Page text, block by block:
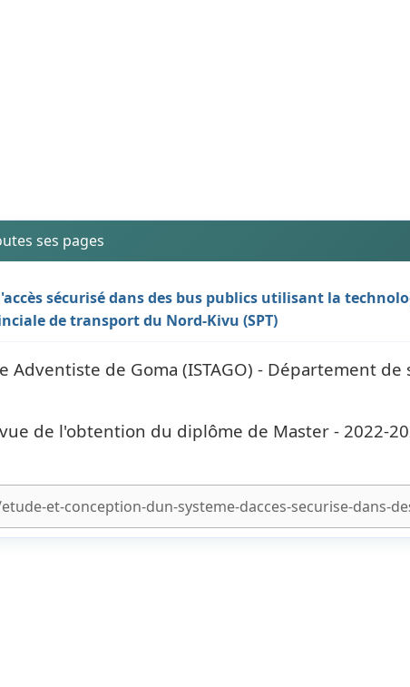
ses pages
sécurisé dans des bus publics utilisant la
de transport du Nord-Kivu (SPT)
de Goma (ISTAGO) - Département de
de l'obtention du diplôme de Master - 2022-